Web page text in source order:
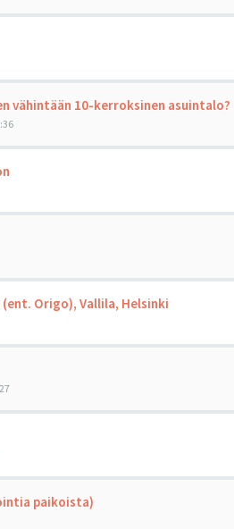
vähintään 10-kerroksinen asuintalo?
Origo), Vallila, Helsinki
paikoista)